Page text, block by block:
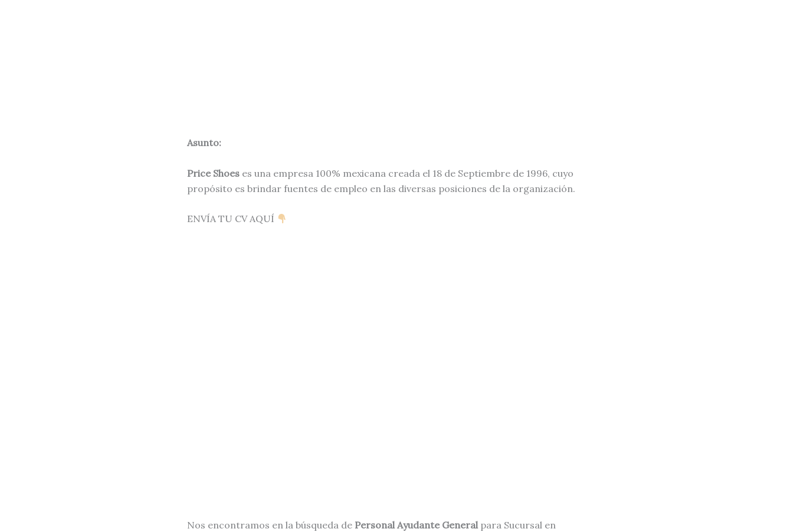
Asunto:
Price Shoes es una empresa 100% mexicana creada el 18 de Septiembre de 1996, cuyo
propósito es brindar fuentes de empleo en las diversas posiciones de la organización.
ENVÍA TU CV AQUÍ
Nos encontramos en la búsqueda de Personal Ayudante General para Sucursal en